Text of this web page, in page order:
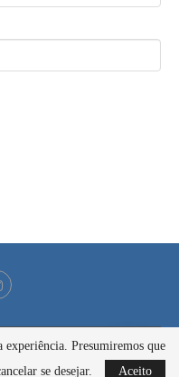
reservados
Presumiremos que
se desejar.
Aceito